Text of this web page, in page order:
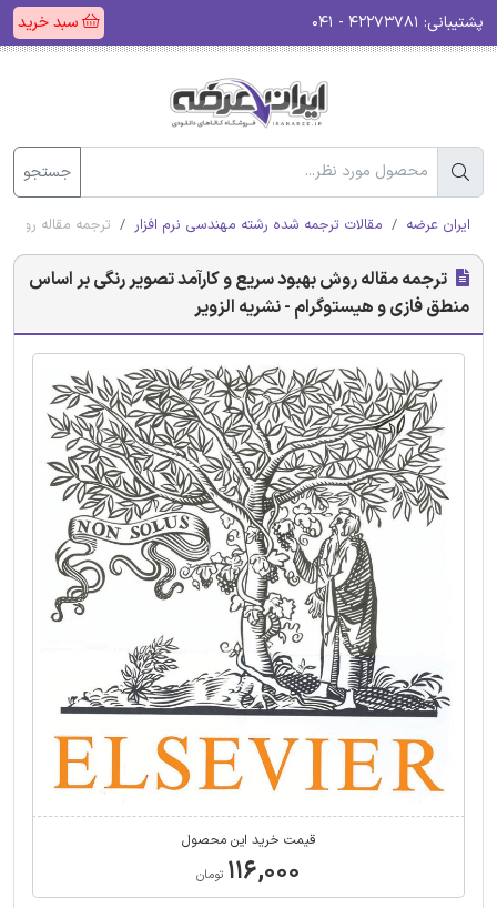
پشتیبانی: سبد خرید
جستجو
ایران عرضه مقالات ترجمه شده رشته مهندسی نرم افزار ترجمه مقاله روش
ترجمه مقاله روش بهبود سریع و کارآمد تصویر رنگی بر اساس
منطق فازی و هیستوگرام - نشریه الزویر
قیمت خرید این محصول
۱۱۶,۰۰۰ تومان